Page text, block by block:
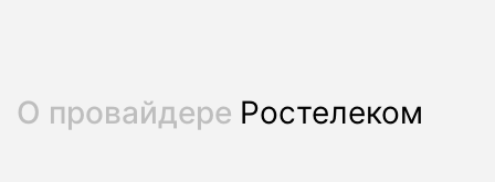
О провайдере Ростелеком